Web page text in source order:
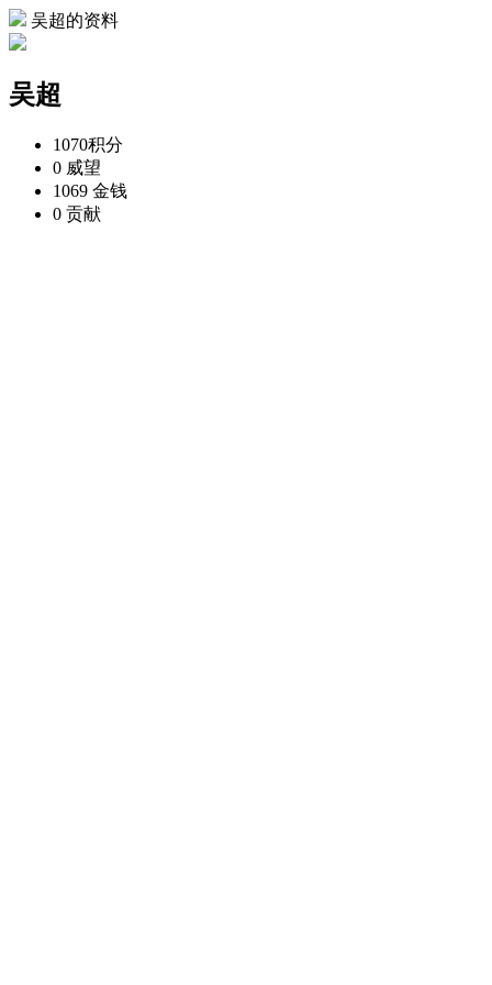
吴超的资料
吴超
1070积分
0 威望
1069 金钱
0 贡献